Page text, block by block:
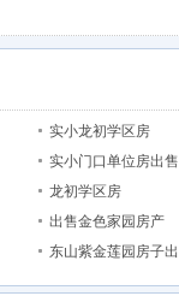
实小龙初学区房
实小门口单位房出售
龙初学区房
出售金色家园房产
东山紫金莲园房子